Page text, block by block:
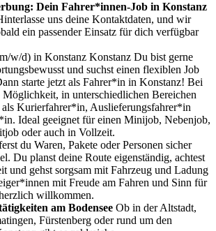
Dein Fahrer*innen-Job in Konstanz
uns deine Kontaktdaten, und wir
ein passender Einsatz für dich verfügbar
w/d) in Konstanz Konstanz Du bist gerne
und suchst einen flexiblen Job
starte jetzt als Fahrer*in in Konstanz! Bei
in unterschiedlichen Bereichen
Kurierfahrer*in, Auslieferungsfahrer*in
Ideal geeignet für einen Minijob, Nebenjob,
oder auch in Vollzeit.
du Waren, Pakete oder Personen sicher
Du planst deine Route eigenständig, achtest
und gehst sorgsam mit Fahrzeug und Ladung
mit Freude am Fahren und Sinn für
willkommen.
am Bodensee Ob in der Altstadt,
Fürstenberg oder rund um den